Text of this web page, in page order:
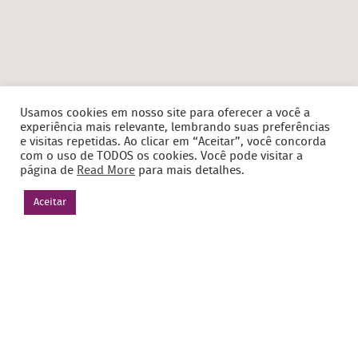
Usamos cookies em nosso site para oferecer a você a
experiência mais relevante, lembrando suas preferências
e visitas repetidas. Ao clicar em “Aceitar”, você concorda
com o uso de TODOS os cookies. Você pode visitar a
página de Read More para mais detalhes.
Aceitar